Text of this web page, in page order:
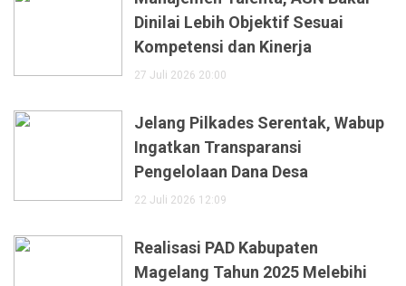
Dinilai Lebih Objektif Sesuai
Kompetensi dan Kinerja
27 Juli 2026 20:00
Jelang Pilkades Serentak, Wabup
Ingatkan Transparansi
Pengelolaan Dana Desa
22 Juli 2026 12:09
Realisasi PAD Kabupaten
Magelang Tahun 2025 Melebihi